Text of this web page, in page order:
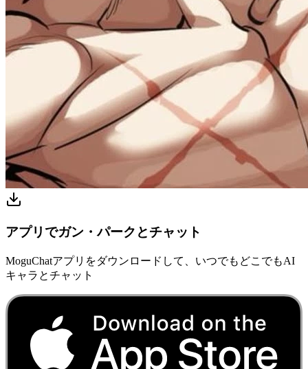
アプリでガン・パークとチャット
MoguChatアプリをダウンロードして、いつでもどこでもAI
キャラとチャット